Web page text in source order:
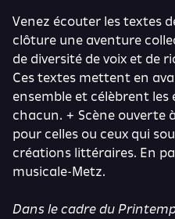
Venez écouter les textes
clôture une aventure
de diversité de voix et de
Ces textes mettent en
ensemble et célèbrent
chacun. + Scène ouverte
pour celles ou ceux qui
créations littéraires. En
musicale-Metz.
Dans le cadre du